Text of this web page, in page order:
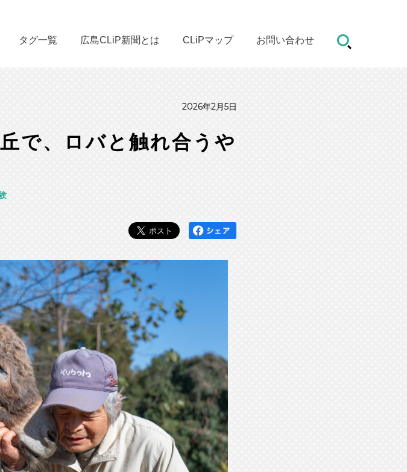
タグ一覧 広島CLiP新聞とは CLiPマップ お問い合わせ
2026年2月5日
で、ロバと触れ合うや